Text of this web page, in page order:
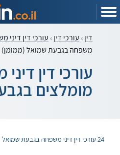
דין עורכי דין עורכי דין דיני
משפחה בגבעת שמואל (ממומן)
עורכי דין
מומלצים
24 עורכי דין דיני משפחה בגבעת שמואל